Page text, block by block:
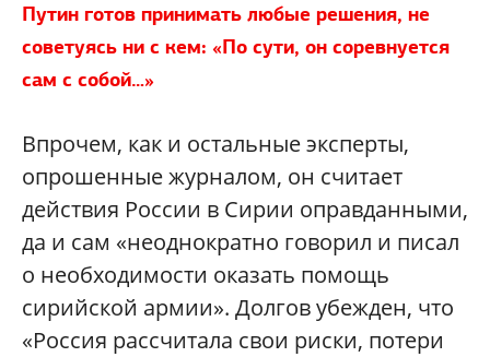
Путин готов принимать любые решения, не
советуясь ни с кем: «По сути, он соревнуется
сам с собой…»
Впрочем, как и остальные эксперты,
опрошенные журналом, он считает
действия России в Сирии оправданными,
да и сам «неоднократно говорил и писал
о необходимости оказать помощь
сирийской армии». Долгов убежден, что
«Россия рассчитала свои риски, потери